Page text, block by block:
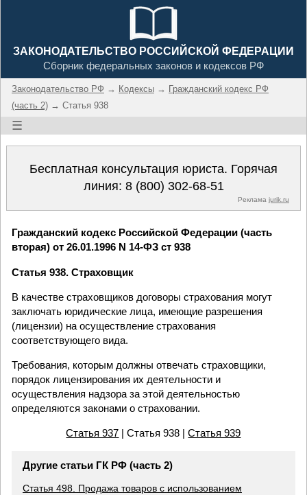
ЗАКОНОДАТЕЛЬСТВО РОССИЙСКОЙ ФЕДЕРАЦИИ
Сборник федеральных законов и кодексов РФ
Законодательство РФ → Кодексы → Гражданский кодекс РФ
(часть 2) → Статья 938
☰
Бесплатная консультация юриста. Горячая
линия: 8 (800) 302-68-51
Реклама jurik.ru
Гражданский кодекс Российской Федерации (часть
вторая) от 26.01.1996 N 14-ФЗ ст 938
Статья 938. Страховщик
В качестве страховщиков договоры страхования могут
заключать юридические лица, имеющие разрешения
(лицензии) на осуществление страхования
соответствующего вида.
Требования, которым должны отвечать страховщики,
порядок лицензирования их деятельности и
осуществления надзора за этой деятельностью
определяются законами о страховании.
Статья 937 | Статья 938 |Статья 939
Другие статьи ГК РФ (часть 2)
Статья 498. Продажа товаров с использованием